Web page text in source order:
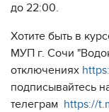
до 22:00.
Хотите быть в
МУП г. Сочи
отключениях
подписывайтесь
телеграм https://